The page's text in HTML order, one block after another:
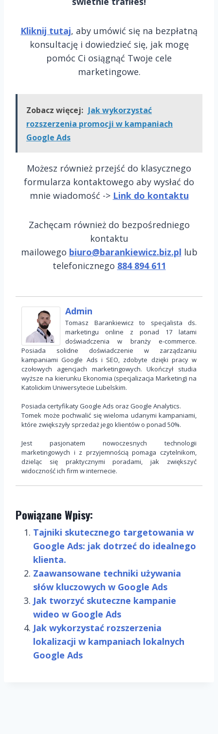
Kliknij tutaj, aby umówić się na bezpłatną
konsultację i dowiedzieć się, jak mogę
pomóc Ci osiągnąć Twoje cele
marketingowe.
Zobacz więcej: Jak wykorzystać
rozszerzenia promocji w kampaniach
Google Ads
Możesz również przejść do klasycznego
formularza kontaktowego aby wysłać do
mnie wiadomość -> Link do kontaktu
Zachęcam również do bezpośredniego
kontaktu
mailowego biuro@barankiewicz.biz.pl lub
telefonicznego 884 894 611
Admin
Tomasz Barankiewicz to specjalista ds.
marketingu online z ponad 17 latami
doświadczenia w branży e-commerce.
Posiada solidne doświadczenie w zarządzaniu
kampaniami Google Ads i SEO, zdobyte dzięki pracy w
czołowych agencjach marketingowych. Ukończył studia
wyższe na kierunku Ekonomia (specjalizacja Marketing) na
Katolickim Uniwersytecie Lubelskim.
Posiada certyfikaty Google Ads oraz Google Analytics.
Tomek może pochwalić się wieloma udanymi kampaniami,
które zwiększyły sprzedaż jego klientów o ponad 50%.
Jest pasjonatem nowoczesnych technologii
marketingowych i z przyjemnością pomaga czytelnikom,
dzieląc się praktycznymi poradami, jak zwiększyć
widoczność ich firm w internecie.
Powiązane Wpisy:
Tajniki skutecznego targetowania w
Google Ads: jak dotrzeć do idealnego
klienta.
Zaawansowane techniki używania
słów kluczowych w Google Ads
Jak tworzyć skuteczne kampanie
wideo w Google Ads
Jak wykorzystać rozszerzenia
lokalizacji w kampaniach lokalnych
Google Ads